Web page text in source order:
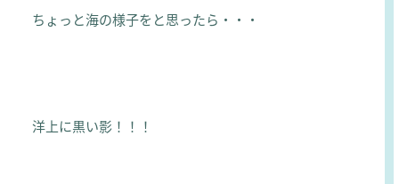
ちょっと海の様子をと思ったら・・・
洋上に黒い影！！！